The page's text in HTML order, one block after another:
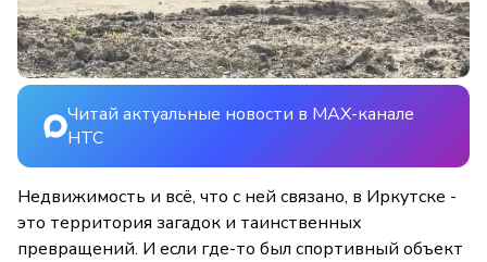
Читай актуальные новости в MAX-канале
НТС
Недвижимость и всё, что с ней связано, в Иркутске -
это территория загадок и таинственных
превращений. И если где-то был спортивный объект